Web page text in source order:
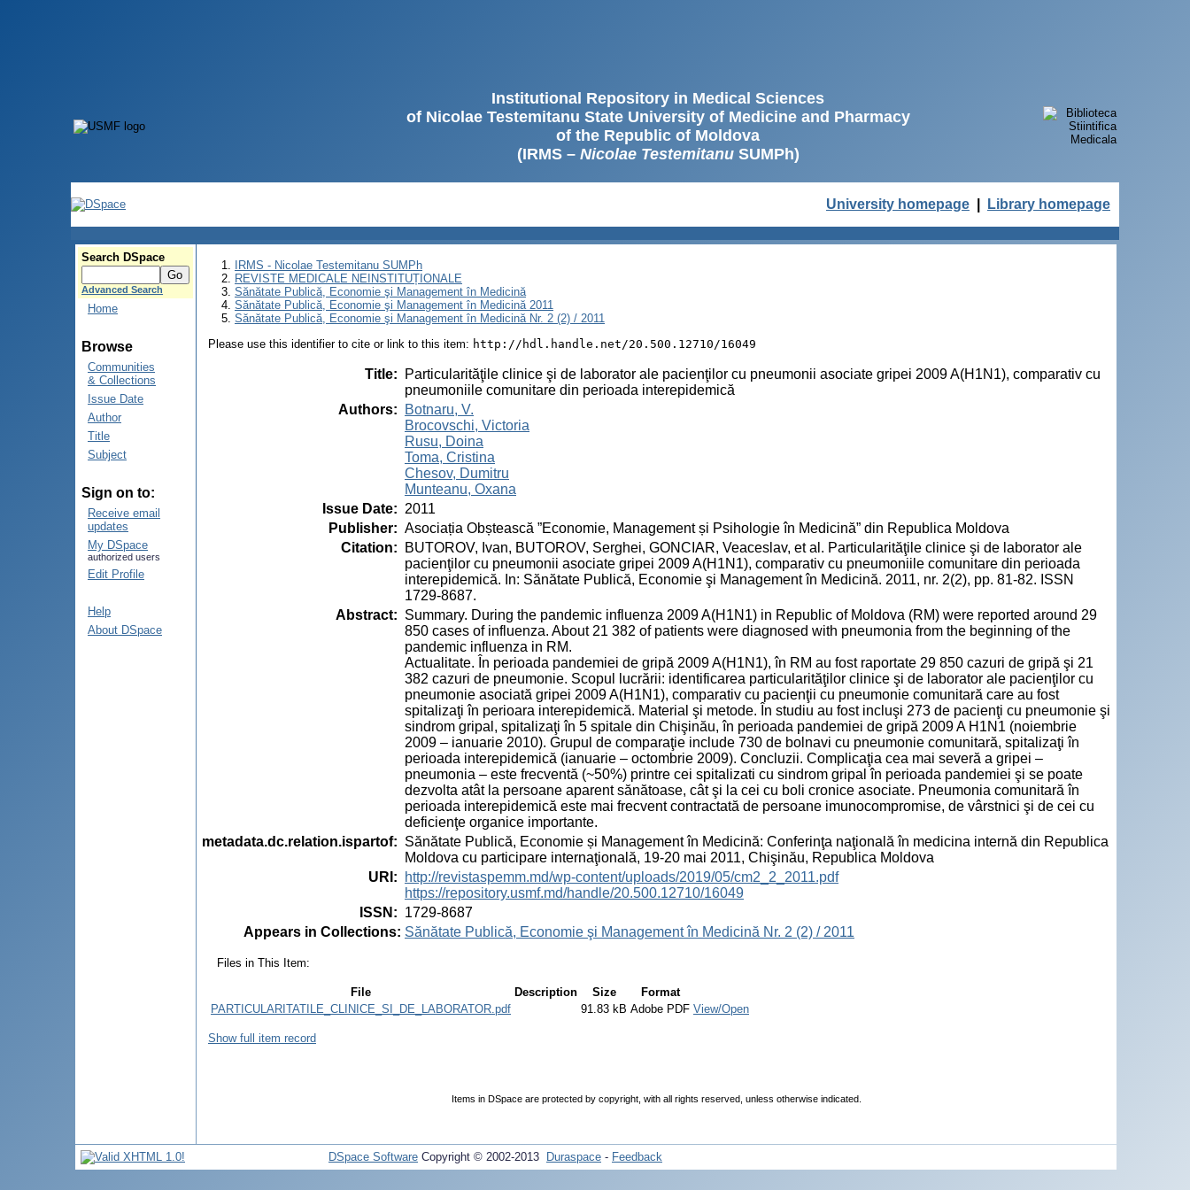
Institutional Repository in Medical Sciences
of Nicolae Testemitanu State University of Medicine and Pharmacy
of the Republic of Moldova
(IRMS – Nicolae TestemitanuSUMPh)
University homepage Library homepage
Search DSpace
Advanced Search
Home
Browse
Communities
& Collections
Issue Date
Author
Title
Subject
Sign on to:
Receive email
updates
My DSpace
authorized users
Edit Profile
Help
About DSpace
IRMS - Nicolae Testemitanu SUMPh
REVISTE MEDICALE NEINSTITUȚIONALE
Sănătate Publică, Economie şi Management în Medicină
Sănătate Publică, Economie şi Management în Medicină 2011
Sănătate Publică, Economie şi Management în Medicină Nr. 2 (2) / 2011
Please use this identifier to cite or link to this item: http://hdl.handle.net/20.500.12710/16049
Title:
Particularităţile clinice şi de laborator ale pacienţilor cu pneumonii asociate gripei 2009 A(H1N1), comparativ cu
pneumoniile comunitare din perioada interepidemică
Authors:
Botnaru, V.
Brocovschi, Victoria
Rusu, Doina
Toma, Cristina
Chesov, Dumitru
Munteanu, Oxana
Issue Date: 2011
Publisher: Asociația Obștească ”Economie, Management și Psihologie în Medicină” din Republica Moldova
Citation:
BUTOROV, Ivan, BUTOROV, Serghei, GONCIAR, Veaceslav, et al. Particularităţile clinice şi de laborator ale
pacienţilor cu pneumonii asociate gripei 2009 A(H1N1), comparativ cu pneumoniile comunitare din perioada
interepidemică. In: Sănătate Publică, Economie şi Management în Medicină. 2011, nr. 2(2), pp. 81-82. ISSN
1729-8687.
Abstract: Summary. During the pandemic influenza 2009 A(H1N1) in Republic of Moldova (RM) were reported around 29
850 cases of influenza. About 21 382 of patients were diagnosed with pneumonia from the beginning of the
pandemic influenza in RM.
Actualitate. În perioada pandemiei de gripă 2009 A(H1N1), în RM au fost raportate 29 850 cazuri de gripă şi 21
382 cazuri de pneumonie. Scopul lucrării: identificarea particularităţilor clinice şi de laborator ale pacienţilor cu
pneumonie asociată gripei 2009 A(H1N1), comparativ cu pacienţii cu pneumonie comunitară care au fost
spitalizaţi în perioara interepidemică. Material şi metode. În studiu au fost incluşi 273 de pacienţi cu pneumonie şi
sindrom gripal, spitalizaţi în 5 spitale din Chişinău, în perioada pandemiei de gripă 2009 A H1N1 (noiembrie
2009 – ianuarie 2010). Grupul de comparaţie include 730 de bolnavi cu pneumonie comunitară, spitalizaţi în
perioada interepidemică (ianuarie – octombrie 2009). Concluzii. Complicaţia cea mai severă a gripei –
pneumonia – este frecventă (~50%) printre cei spitalizati cu sindrom gripal în perioada pandemiei şi se poate
dezvolta atât la persoane aparent sănătoase, cât şi la cei cu boli cronice asociate. Pneumonia comunitară în
perioada interepidemică este mai frecvent contractată de persoane imunocompromise, de vârstnici şi de cei cu
deficienţe organice importante.
metadata.dc.relation.ispartof: Sănătate Publică, Economie și Management în Medicină: Conferinţa naţională în medicina internă din Republica
Moldova cu participare internaţională, 19-20 mai 2011, Chişinău, Republica Moldova
URI :
http://revistaspemm.md/wp-content/uploads/2019/05/cm2_2_2011.pdf
https://repository.usmf.md/handle/20.500.12710/16049
ISSN : 1729-8687
Appears in Collections: Sănătate Publică, Economie şi Management în Medicină Nr. 2 (2) / 2011
Files in This Item:
File Description Size
Format
PARTICULARITATILE_CLINICE_SI_DE_LABORATOR.pdf
91.83 kB Adobe PDF View/Open
Show full item record
Items in DSpace are protected by copyright, with all rights reserved, unless otherwise indicated.
DSpace Software Copyright © 2002-2013 Duraspace - Feedback